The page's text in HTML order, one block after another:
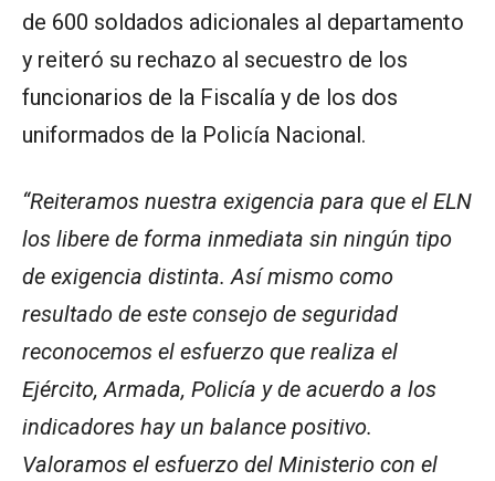
de 600 soldados adicionales al departamento
y reiteró su rechazo al secuestro de los
funcionarios de la Fiscalía y de los dos
uniformados de la Policía Nacional.
“Reiteramos nuestra exigencia para que el ELN
los libere de forma inmediata sin ningún tipo
de exigencia distinta. Así mismo como
resultado de este consejo de seguridad
reconocemos el esfuerzo que realiza el
Ejército, Armada, Policía y de acuerdo a los
indicadores hay un balance positivo.
Valoramos el esfuerzo del Ministerio con el